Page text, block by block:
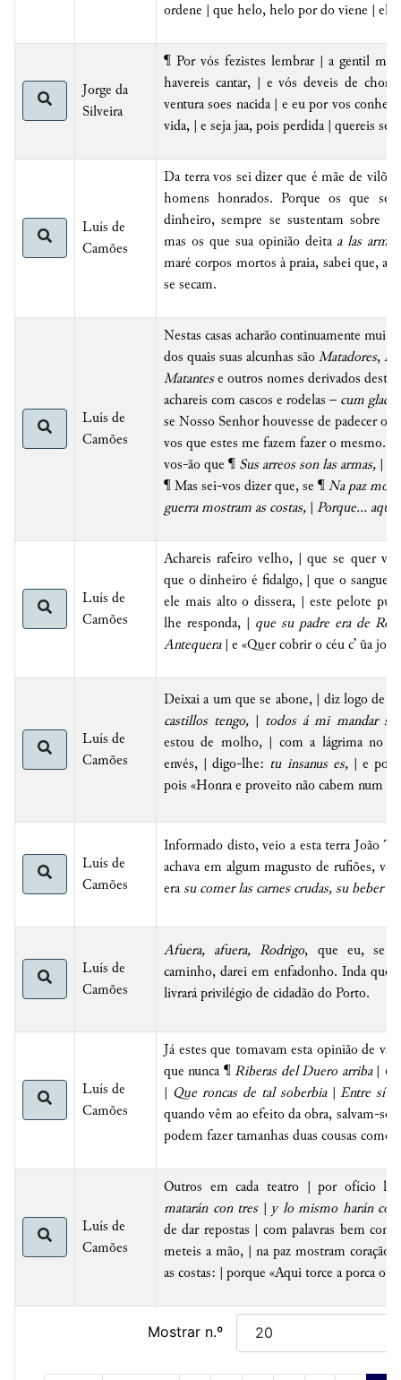
Mostrar n.º
ordene | que helo, helo por do viene | el
Jorge da
Silveira
¶ Por vós fezistes lembrar | a gentil mal
havereis cantar, | e vós deveis de
ventura soes nacida | e eu por vos
vida, | e seja jaa, pois perdida | quereis ser.
Luís de
Camões
Da terra vos sei dizer que é mãe de
homens honrados. Porque os que se
dinheiro, sempre se sustentam sobre a
mas os que sua opinião deita a las
maré corpos mortos à praia, sabei que,
se secam.
Luís de
Camões
Nestas casas acharão continuamente
dos quais suas alcunhas são Matadores,
Matantese outros nomes derivados
achareis com cascos e rodelas – cum
se Nosso Senhor houvesse de padecer
vos que estes me fazem fazer o mesmo.
vos-ão que ¶ Sus arreos son las armas,
¶ Mas sei-vos dizer que, se ¶ Na paz
guerra mostram as costas,
Porque... aqui
Luís de
Camões
Achareis rafeiro velho, | que se quer
que o dinheiro é fidalgo, | que o sangue
ele mais alto o dissera, | este pelote
lhe responda, | que su padre era de
Antequera| e «Quer cobrir o céu c’ ũa
Luís de
Camões
Deixai a um que se abone, | diz logo de
castillos tengo,
todos á mi mandar
estou de molho, | com a lágrima no
envés, | digo-lhe: tu insanus es,| e por
pois «Honra e proveito não cabem num
Luís de
Camões
Informado disto, veio a esta terra João
achava em algum magusto de rufiões,
erasu comer las carnes crudas, su beber la
Luís de
Camões
Afuera, afuera, Rodrigo, que eu, se
caminho, darei em enfadonho. Inda que
livrará privilégio de cidadão do Porto.
Luís de
Camões
Já estes que tomavam esta opinião de
que nunca ¶Riberas del Duero arriba|
Que roncas de tal soberbia|Entre sí
quando vêm ao efeito da obra, salvam-se
podem fazer tamanhas duas cousas como
Luís de
Camões
Outros em cada teatro | por ofício
matarán con tres| y lo mismo harán con
de dar repostas | com palavras bem
meteis a mão, | na paz mostram coração,
as costas: | porque «Aqui torce a porca o